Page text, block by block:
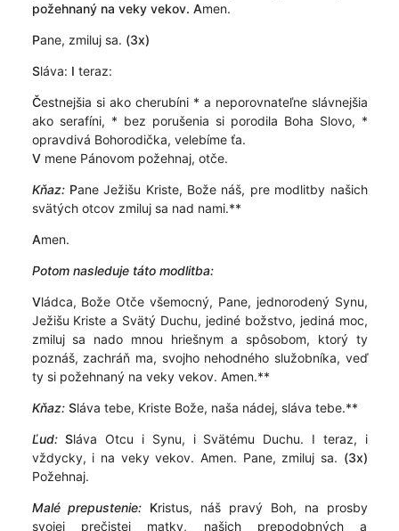
požehnaný na veky vekov. Amen.
Pane, zmiluj sa. (3x)
Sláva: I teraz:
Čestnejšia si ako cherubíni * a neporovnateľne slávnejšia
ako serafíni, * bez porušenia si porodila Boha Slovo, *
opravdivá Bohorodička, velebíme ťa.
Vmene Pánovom požehnaj, otče.
Kňaz:Pane Ježišu Kriste, Bože náš, pre modlitby našich
svätých otcov zmiluj sa nad nami.**
Amen.
Potom nasleduje táto modlitba:
Vládca, Bože Otče všemocný, Pane, jednorodený Synu,
Ježišu Kriste a Svätý Duchu, jediné božstvo, jediná moc,
zmiluj sa nado mnou hriešnym a spôsobom, ktorý ty
poznáš, zachráň ma, svojho nehodného služobníka, veď
ty si požehnaný na veky vekov. Amen.**
Kňaz:Sláva tebe, Kriste Bože, naša nádej, sláva tebe.**
Ľud:Sláva Otcu i Synu, i Svätému Duchu. I teraz, i
vždycky, i na veky vekov. Amen. Pane, zmiluj sa. (3x)
Požehnaj.
Malé prepustenie: Kristus, náš pravý Boh, na prosby
svojej prečistej matky, našich prepodobných a